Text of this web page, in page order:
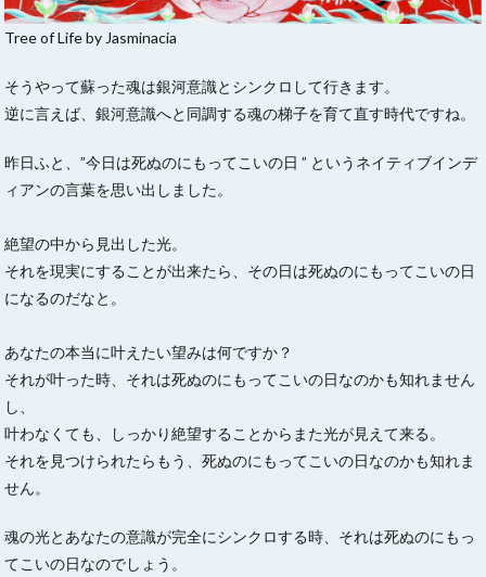
Tree of Life by Jasminacia
そうやって蘇った魂は銀河意識とシンクロして行きます。
逆に言えば、銀河意識へと同調する魂の梯子を育て直す時代ですね。
昨日ふと、”今日は死ぬのにもってこいの日 ” というネイティブインデ
ィアンの言葉を思い出しました。
絶望の中から見出した光。
それを現実にすることが出来たら、その日は死ぬのにもってこいの日
になるのだなと。
あなたの本当に叶えたい望みは何ですか？
それが叶った時、それは死ぬのにもってこいの日なのかも知れません
し、
叶わなくても、しっかり絶望することからまた光が見えて来る。
それを見つけられたらもう、死ぬのにもってこいの日なのかも知れま
せん。
魂の光とあなたの意識が完全にシンクロする時、それは死ぬのにもっ
てこいの日なのでしょう。